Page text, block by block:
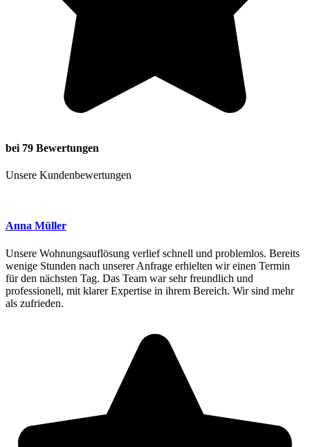
bei 79 Bewertungen
Unsere Kundenbewertungen
Anna Müller
Unsere Wohnungsauflösung verlief schnell und problemlos. Bereits
wenige Stunden nach unserer Anfrage erhielten wir einen Termin
für den nächsten Tag. Das Team war sehr freundlich und
professionell, mit klarer Expertise in ihrem Bereich. Wir sind mehr
als zufrieden.